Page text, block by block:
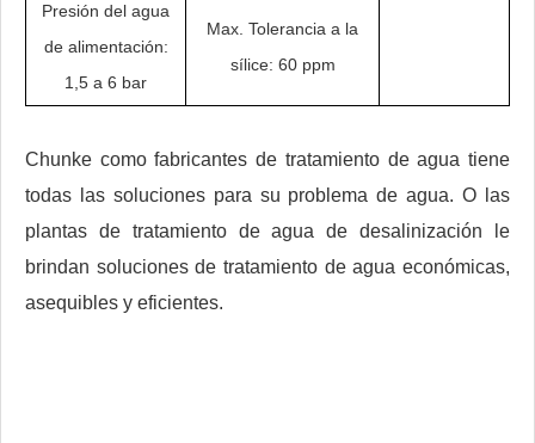
Presión del agua
de alimentación:
1,5 a 6 bar
Max. Tolerancia a la
sílice: 60 ppm
Chunke como fabricantes de tratamiento de agua tiene
todas las soluciones para su problema de agua. O las
plantas de tratamiento de agua de desalinización le
brindan soluciones de tratamiento de agua económicas,
asequibles y eficientes.